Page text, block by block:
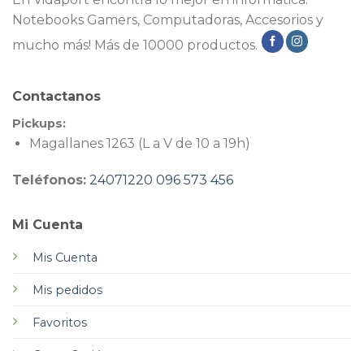
Notebooks Gamers, Computadoras, Accesorios y
mucho más! Más de 10000 productos.
Mi Cuenta
Mis Cuenta
Mis pedidos
Favoritos
Contactanos
Pickups:
Magallanes 1263 (L a V de 10 a 19h)
Teléfonos: 24071220 096 573 456